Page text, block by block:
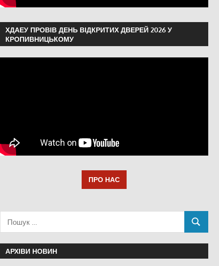
ХДАЕУ ПРОВІВ ДЕНЬ ВІДКРИТИХ ДВЕРЕЙ 2026 У
КРОПИВНИЦЬКОМУ
ПРО НАС
АРХІВИ НОВИН